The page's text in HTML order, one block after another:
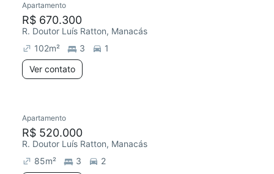
Redecorar
Apartamento
R$ 670.300
R. Doutor Luís Ratton, Manacás
102m² 3
1
Ver contato
Redecorar
Apartamento
R$ 520.000
R. Doutor Luís Ratton, Manacás
85m² 3
2